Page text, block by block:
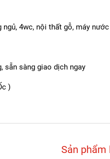
ngủ, 4wc, nội thất gỗ, máy
sẵn sàng giao dịch ngay
)
Sản phẩm